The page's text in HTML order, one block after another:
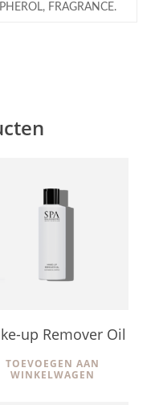
FRAGRANCE.
31,50
up Remover Oil
TOEVOEGEN AAN
WINKELWAGEN